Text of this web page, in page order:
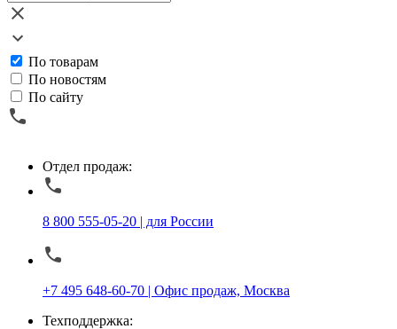
По товарам
По новостям
По сайту
Отдел продаж:
8 800 555-05-20 | для России
+7 495 648-60-70 | Офис продаж, Москва
Техподдержка: